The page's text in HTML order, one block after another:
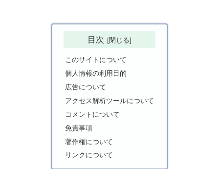
目次
このサイトについて
個人情報の利用目的
広告について
アクセス解析ツールについて
コメントについて
免責事項
著作権について
リンクについて